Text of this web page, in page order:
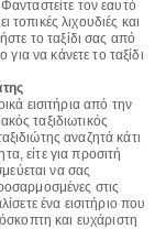
τον εαυτό
λιχουδιές και
το ταξίδι σας από
για να κάνετε το ταξίδι
εισιτήρια από την
ταξιδιωτικός
αναζητά κάτι
είτε για προσιτή
να σας
στις
ένα εισιτήριο που
και ευχάριστη